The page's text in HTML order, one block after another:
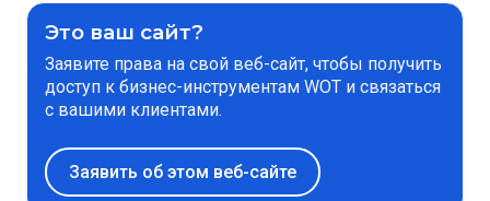
Это ваш сайт?
Заявите права на свой веб-сайт, чтобы получить
доступ к бизнес-инструментам WOT и связаться
с вашими клиентами.
Заявить об этом веб-сайте